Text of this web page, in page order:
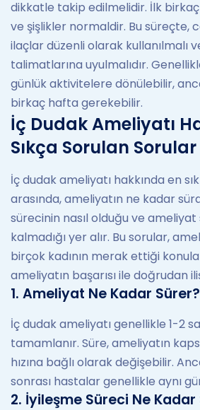
dikkatle takip edilmelidir. İlk
ve şişlikler normaldir. Bu süreçte,
ilaçlar düzenli olarak kullanılmalı
talimatlarına uyulmalıdır.
günlük aktivitelere dönülebilir,
birkaç hafta gerekebilir.
İç Dudak Ameliyatı
Sıkça Sorulan Sorular
İç dudak ameliyatı hakkında en
arasında, ameliyatın ne kadar
sürecinin nasıl olduğu ve ameliyat
kalmadığı yer alır. Bu sorular,
birçok kadının merak ettiği
ameliyatın başarısı ile doğrudan
1. Ameliyat Ne Kadar Sürer?
İç dudak ameliyatı genellikle 1-2
tamamlanır. Süre, ameliyatın
hızına bağlı olarak değişebilir.
sonrası hastalar genellikle aynı
2. İyileşme Süreci Ne Kadar